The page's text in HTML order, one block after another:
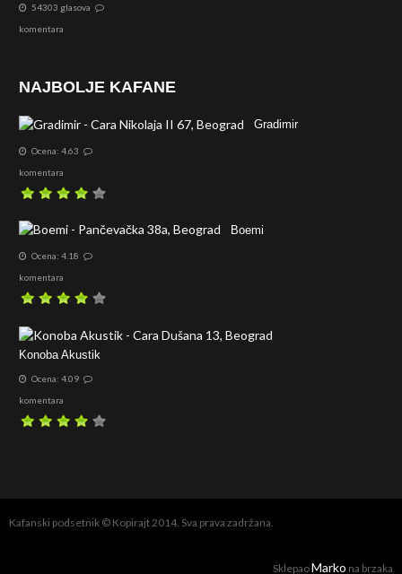
54303 glasova
komentara
NAJBOLJE KAFANE
Gradimir
Ocena: 4.63
komentara
Boemi
Ocena: 4.18
komentara
Konoba Akustik
Ocena: 4.09
komentara
Kafanski podsetnik © Kopirajt 2014. Sva prava zadržana.
SklepaoMarko na brzaka